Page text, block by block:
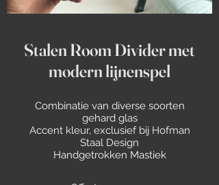
Stalen Room Divider met
modern lijnenspel
Combinatie van diverse soorten
gehard glas
Accent kleur, exclusief bij Hofman
Staal Design
Handgetrokken Mastiek